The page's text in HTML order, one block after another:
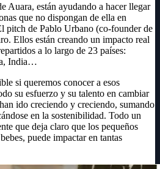
Auara, están ayudando a hacer llegar
que no dispongan de ella en
pitch de Pablo Urbano (co-founder de
Ellos están creando un impacto real
a lo largo de 23 países:
India…
si queremos conocer a esos
su esfuerzo y su talento en cambiar
ido creciendo y creciendo, sumando
en la sostenibilidad. Todo un
que deja claro que los pequeños
puede impactar en tantas